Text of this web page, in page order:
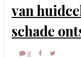
van
schade
0